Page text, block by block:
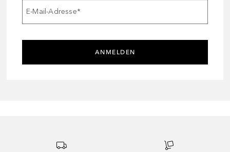
E-Mail-Adresse*
ANMELDEN